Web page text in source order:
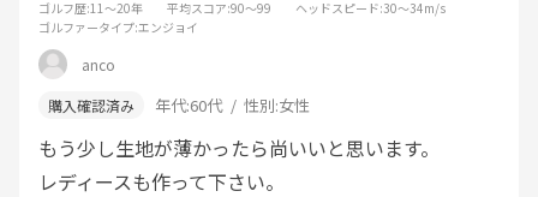
ゴルフ歴:11～20年 平均スコア:90～99 ヘッドスピード:30～34m/s
ゴルファータイプ:エンジョイ
anco
年代:60代 性別:女性
もう少し生地が薄かったら尚いいと思います。
レディースも作って下さい。